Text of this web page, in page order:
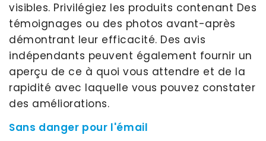
visibles. Privilégiez les produits contenant Des
témoignages ou des photos avant-après
démontrant leur efficacité. Des avis
indépendants peuvent également fournir un
aperçu de ce à quoi vous attendre et de la
rapidité avec laquelle vous pouvez constater
des améliorations.
Sans danger pour l'émail